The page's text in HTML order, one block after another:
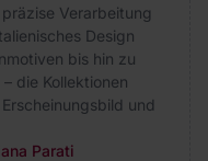
Verarbeitung
Design
bis hin zu
die Kollektionen
und
Parati